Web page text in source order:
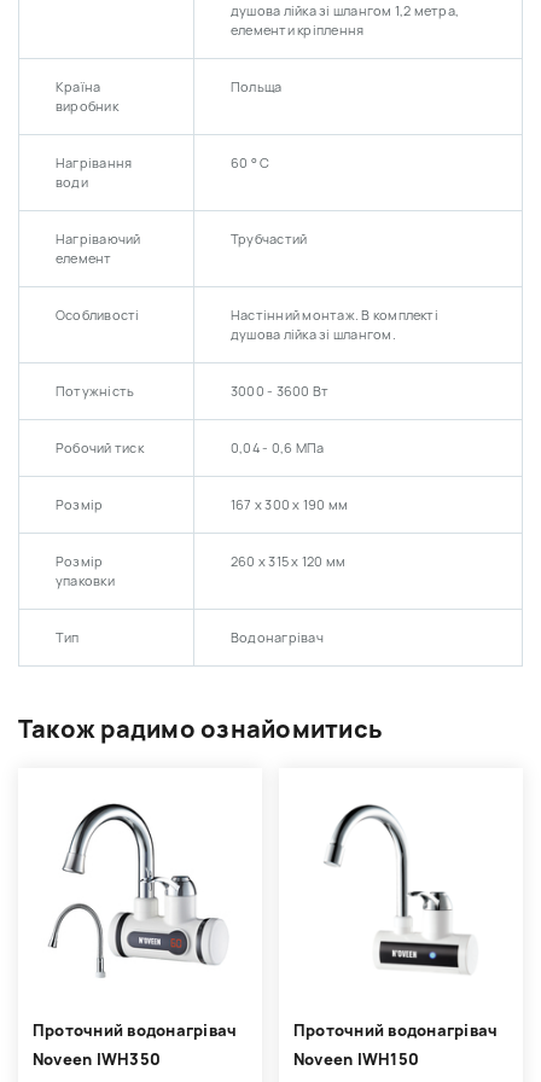
душова лійка зі шлангом 1,2 метра,
елементи кріплення
Країна
виробник
Польща
Нагрівання
води
60 ° С
Нагріваючий
елемент
Трубчастий
Особливості
Настінний монтаж. В комплекті
душова лійка зі шлангом.
Потужність 3000 - 3600 Вт
Робочий тиск 0,04 - 0,6 МПа
Розмір 167 х 300 х 190 мм
Розмір
упаковки
260 х 315 х 120 мм
Тип Водонагрівач
Також радимо ознайомитись
Проточний водонагрівач
Noveen IWH350
Проточний водонагрівач
Noveen IWH150